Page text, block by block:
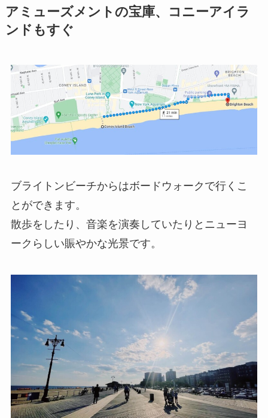
アミューズメントの宝庫、コニーアイラ
ンドもすぐ
ブライトンビーチからはボードウォークで行くこ
とができます。
散歩をしたり、音楽を演奏していたりとニューヨ
ークらしい賑やかな光景です。